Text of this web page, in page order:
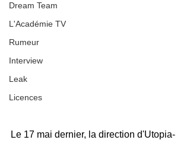
Dream Team
L'Académie TV
Rumeur
Interview
Leak
Licences
Le 17 mai dernier, la direction d'Utopia-